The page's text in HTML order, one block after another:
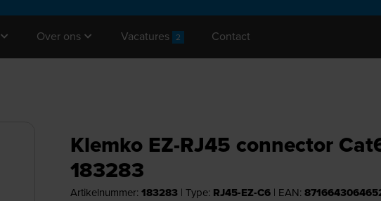
Over ons Vacatures 2 Contact
Klemko EZ-RJ45 connector
183283
Artikelnummer: 183283| Type: RJ45-EZ-C6 | EAN: